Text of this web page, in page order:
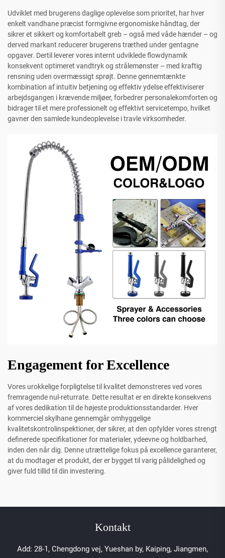
Udviklet med brugerens daglige oplevelse som prioritet, har hver
enkelt vandhane præcist formgivne ergonomiske håndtag, der
sikrer et sikkert og komfortabelt greb – også med våde hænder – og
derved markant reducerer brugerens træthed under gentagne
opgaver. Dertil leverer vores internt udviklede flowdynamik
konsekvent optimeret vandtryk og strålemønster – med kraftig
rensning uden overmæssigt sprøjt. Denne gennemtænkte
kombination af intuitiv betjening og effektiv ydelse effektiviserer
arbejdsgangen i krævende miljøer, forbedrer personalekomforten og
bidrager til et mere professionelt og effektivt servicetempo, hvilket
gavner den samlede kundeoplevelse i travle virksomheder.
Engagement for Excellence
Vores urokkelige forpligtelse til kvalitet demonstreres ved vores
fremragende nul-returrate. Dette resultat er en direkte konsekvens
af vores dedikation til de højeste produktionsstandarder. Hver
kommerciel skylhane gennemgår omhyggelige
kvalitetskontrolinspektioner, der sikrer, at den opfylder vores strengt
definerede specifikationer for materialer, ydeevne og holdbarhed,
inden den når dig. Denne utrættelige fokus på excellence garanterer,
at du modtager et produkt, der er bygget til varig pålidelighed og
giver fuld tillid til din investering.
Kontakt
Add: 28-1, Chengdong vej, Yueshan by, Kaiping, Jiangmen,